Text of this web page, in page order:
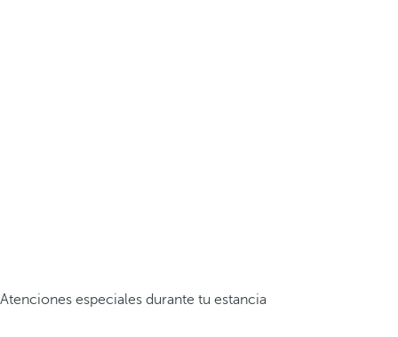
Atenciones especiales durante tu estancia